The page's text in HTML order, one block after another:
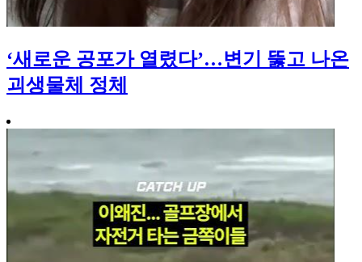
‘새로운 공포가 열렸다’…변기 뚫고 나온
괴생물체 정체